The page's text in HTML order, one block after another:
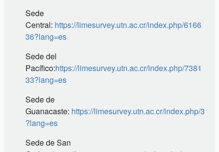
Sede
Central: https://limesurvey.utn.ac.cr/index.php/6166
36?lang=es
Sede del
Pacífico:https://limesurvey.utn.ac.cr/index.php/7381
33?lang=es
Sede de
Guanacaste: https://limesurvey.utn.ac.cr/index.php/3
?lang=es
Sede de San